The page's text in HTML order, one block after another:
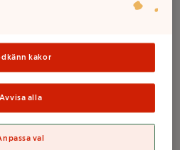
kakor
Avvisa alla
val